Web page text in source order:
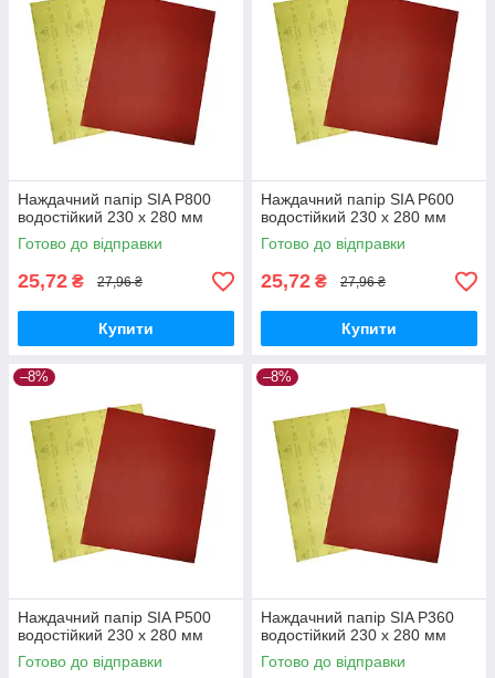
Наждачний папір SIA P800
водостійкий 230 х 280 мм
Готово до відправки
25,72 ₴ 27,96 ₴
Купити
Наждачний папір SIA P600
водостійкий 230 х 280 мм
Готово до відправки
25,72 ₴ 27,96 ₴
Купити
–8%
Наждачний папір SIA P500
водостійкий 230 х 280 мм
Готово до відправки
–8%
Наждачний папір SIA P360
водостійкий 230 х 280 мм
Готово до відправки